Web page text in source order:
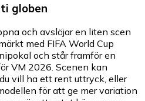
globen
och avslöjar en liten scen
med FIFA World Cup
och står framför en
VM 2026. Scenen kan
vill ha ett rent uttryck, eller
för att ge mer variation